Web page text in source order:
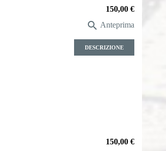
Prezzo
150,00 €
 Anteprima
DESCRIZIONE
Prezzo
150,00 €